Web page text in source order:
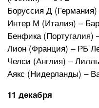
Боруссия Д
Интер М (Италия) –
Бенфика (Португалия)
Лион (Франция) – РБ
Челси (Англия) –
Аякс (Нидерланды) –
11 декабря